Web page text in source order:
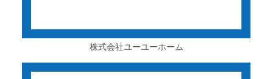
株式会社ユーユーホーム